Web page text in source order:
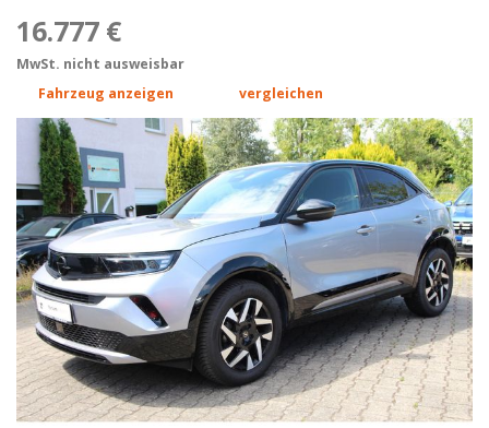
16.777 €
MwSt. nicht ausweisbar
Fahrzeug anzeigen
vergleichen